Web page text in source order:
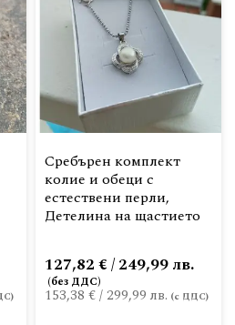
Сребърен комплект
колие и обеци с
естествени перли,
Детелина на щастието
153,38 €/299,99 лв.
127,82 € / 249,99 лв.